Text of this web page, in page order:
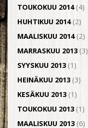
TOUKOKUU 2014(4)
HUHTIKUU 2014(2)
MAALISKUU 2014(2)
MARRASKUU 2013(3)
SYYSKUU 2013(1)
HEINÄKUU 2013(3)
KESÄKUU 2013(1)
TOUKOKUU 2013(1)
MAALISKUU 2013(6)